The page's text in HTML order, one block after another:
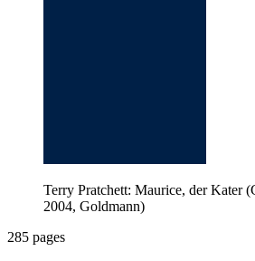
Terry Pratchett: Maurice, der Kater
2004, Goldmann)
285 pages